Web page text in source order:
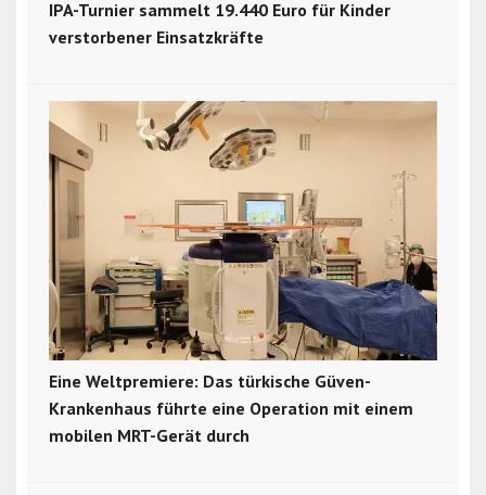
IPA-Turnier sammelt 19.440 Euro für Kinder
verstorbener Einsatzkräfte
Eine Weltpremiere: Das türkische Güven-
Krankenhaus führte eine Operation mit einem
mobilen MRT-Gerät durch